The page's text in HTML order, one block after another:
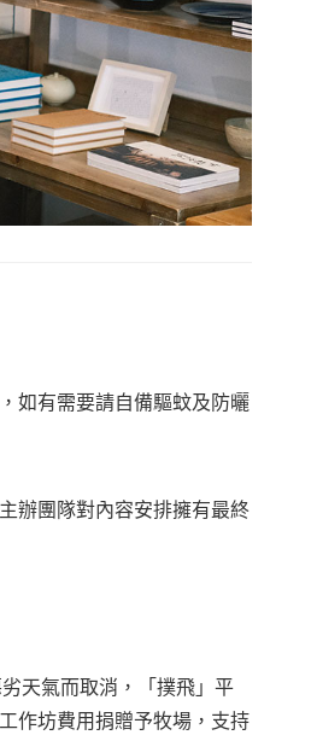
如有需要請自備驅蚊及防曬
辦團隊對內容安排擁有最終
天氣而取消，「撲飛」平
作坊費用捐贈予牧場，支持